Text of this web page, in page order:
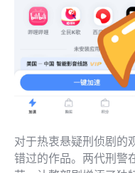
对于热衷悬疑刑侦剧的
错过的作品。两代刑警